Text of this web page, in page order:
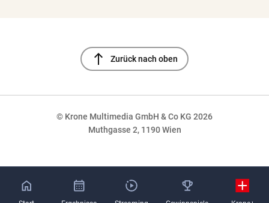
north Zurück nach oben
© Krone Multimedia GmbH & Co KG 2026
Muthgasse 2, 1190 Wien
NaN%